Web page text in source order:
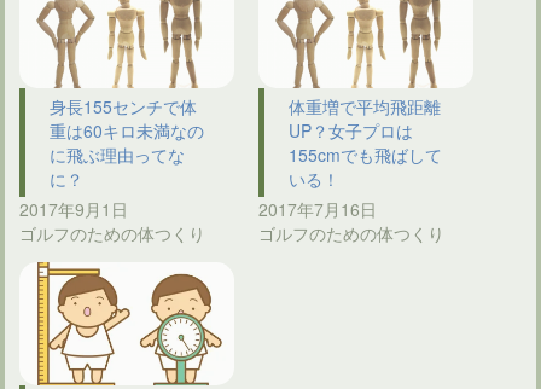
身長155センチで体
重は60キロ未満なの
に飛ぶ理由ってな
に？
2017年9月1日
ゴルフのための体つくり
体重増で平均飛距離
UP？女子プロは
155cmでも飛ばして
いる！
2017年7月16日
ゴルフのための体つくり